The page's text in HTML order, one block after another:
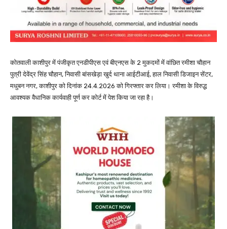
कोतवाली काशीपुर में पंजीकृत एनडीपीएस एवं बीएनएस के 2 मुकदमों में वांछित रमीशा चौहान
पुत्री देवेंद्र सिंह चौहान, निवासी बांसखेड़ा खुर्द थाना आईटीआई, हाल निवासी डिजाइन सेंटर,
मधुबन नगर, काशीपुर को दिनांक 24.4.2026 को गिरफ्तार कर लिया। रमीशा के विरुद्ध
आवश्यक वैधानिक कार्यवाही पूर्ण कर कोर्ट में पेश किया जा रहा है।